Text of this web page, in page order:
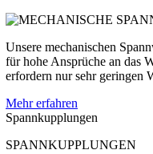
Unsere mechanischen
für hohe Ansprüche an das
erfordern nur sehr geringen
Mehr erfahren
Spannkupplungen
SPANNKUPPLUNGEN